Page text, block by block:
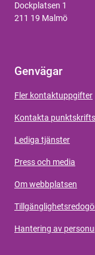
Dockplatsen 1
211 19 Malmö
Genvägar
Fler kontaktuppgifter
Kontakta
Lediga tjänster
Press och media
Om webbplatsen
Hantering av